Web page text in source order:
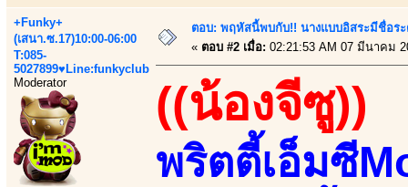
+Funky+
(เสนา.ซ.17)10:00-06:00
T:085-
5027899♥Line:funkyclub
Moderator
ตอบ: พฤหัสนี้พบกับ!! นางแบบอิสระมีชื่อร
« ตอบ #2 เมื่อ: 02:21:53 AM 07 มีนาคม
((น้องจีซู))
พริตตี้เอ็มซี